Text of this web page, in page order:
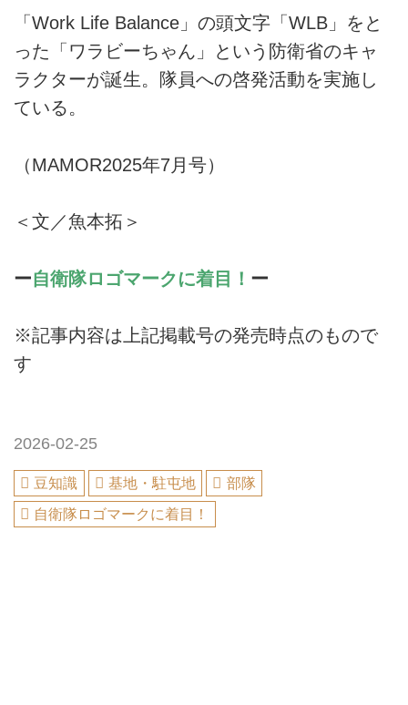
「Work Life Balance」の頭文字「WLB」をと
った「ワラビーちゃん」という防衛省のキャ
ラクターが誕生。隊員への啓発活動を実施し
ている。
（MAMOR2025年7月号）
＜文／魚本拓＞
ー自衛隊ロゴマークに着目！ ー
※記事内容は上記掲載号の発売時点のもので
す
2026-02-25
豆知識 基地・駐屯地
部隊
自衛隊ロゴマークに着目！